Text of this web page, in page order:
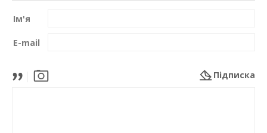
Ім'я
E-mail
Підписка